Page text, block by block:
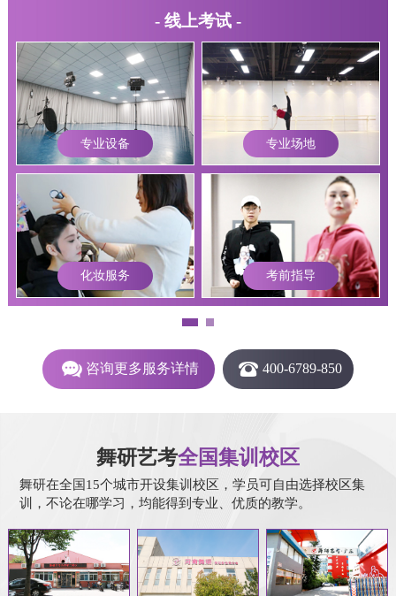
- 线上考试 -
专业设备 专业场地
化妆服务 考前指导
咨询更多服务详情 400-6789-850
舞研艺考全国集训校区
舞研在全国15个城市开设集训校区，学员可自由选择校区集
训，不论在哪学习，均能得到专业、优质的教学。